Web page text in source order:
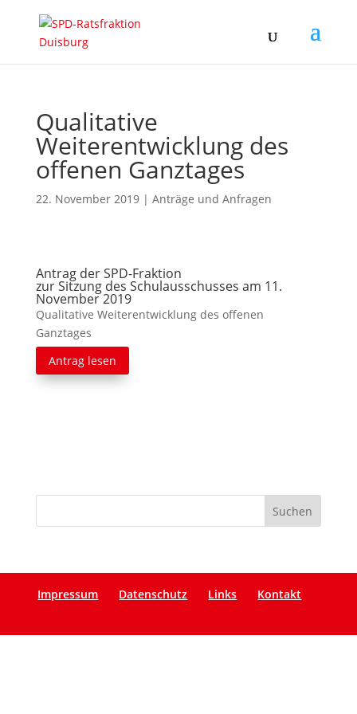
Qualitative
Weiterentwicklung des
offenen Ganztages
22. November 2019| Anträge und Anfragen
Antrag der SPD-Fraktion
zur Sitzung des Schulausschusses am 11.
November 2019
Qualitative Weiterentwicklung des offenen
Ganztages
Antrag lesen
Impressum Datenschutz Links Kontakt